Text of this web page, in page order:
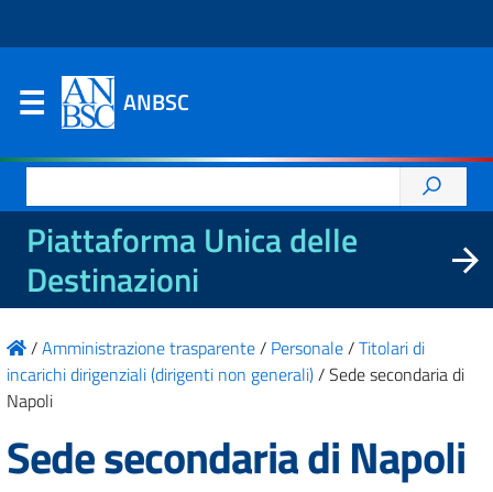
ANBSC
per:
Piattaforma Unica delle
Destinazioni
/Amministrazione trasparente/ Personale/Titolari di
incarichi dirigenziali (dirigenti non generali)/Sede secondaria di
Napoli
Sede secondaria di Napoli